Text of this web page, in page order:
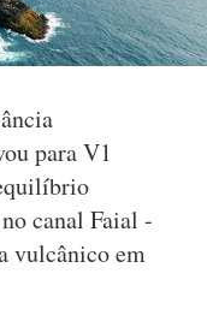
para V1
canal Faial -
vulcânico em